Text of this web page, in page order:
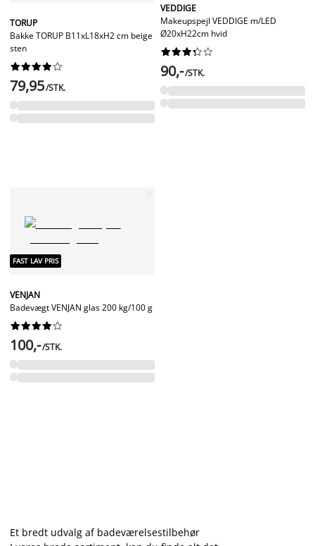
TORUP
Bakke TORUP B11xL18xH2 cm beige
sten






79,95/STK.
VEDDIGE
Makeupspejl VEDDIGE m/LED
Ø20xH22cm hvid






90,-/STK.
FAST LAV PRIS
VENJAN
Badevægt VENJAN glas 200 kg/100 g






100,-/STK.
Et bredt udvalg af badeværelsestilbehør